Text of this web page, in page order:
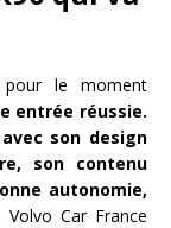
pour le moment
entrée réussie.
son design
son contenu
autonomie,
Volvo Car France